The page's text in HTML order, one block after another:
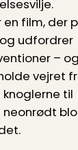
film, der
udfordrer
–
vejret
til